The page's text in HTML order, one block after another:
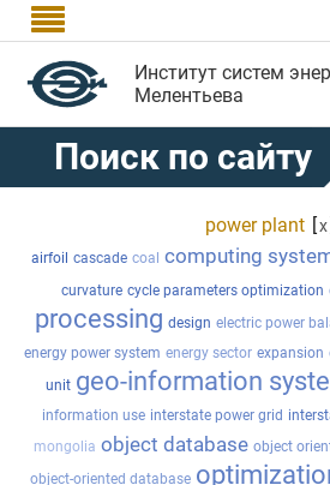

Институт систем
Мелентьева
Поиск по сайту
power plant [x
airfoil cascade coal computing
curvature cycle parameters optimization
processing design electric power
energy power system energy sector expansion
unit geo-information
information use interstate power grid
mongolia object database object
object-oriented database